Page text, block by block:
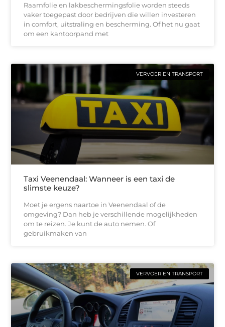
Raamfolie en lakbeschermingsfolie worden steeds
vaker toegepast door bedrijven die willen investeren
in comfort, uitstraling en bescherming. Of het nu gaat
om een kantoorpand met
VERVOER EN TRANSPORT
Taxi Veenendaal: Wanneer is een taxi de
slimste keuze?
Moet je ergens naartoe in Veenendaal of de
omgeving? Dan heb je verschillende mogelijkheden
om te reizen. Je kunt de auto nemen. Of
gebruikmaken van
VERVOER EN TRANSPORT